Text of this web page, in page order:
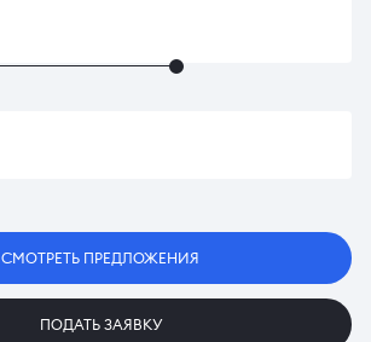
СМОТРЕТЬ ПРЕДЛОЖЕНИЯ
ПОДАТЬ ЗАЯВКУ